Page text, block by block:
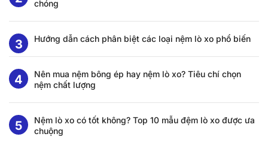
chóng
Hướng dẫn cách phân biệt các loại nệm lò xo phổ biến
Nên mua nệm bông ép hay nệm lò xo? Tiêu chí chọn
nệm chất lượng
Nệm lò xo có tốt không? Top 10 mẫu đệm lò xo được ưa
chuộng